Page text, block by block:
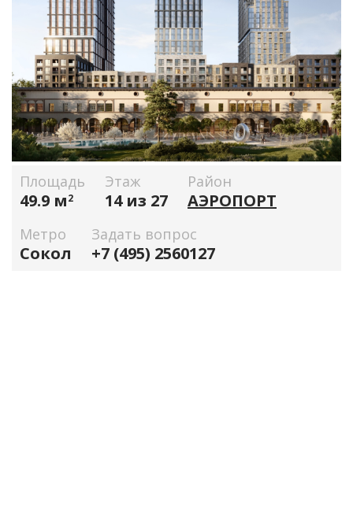
Площадь
49.9 м2
Этаж
14 из 27
Район
АЭРОПОРТ
Метро
Сокол
Задать вопрос
+7 (495) 2560127